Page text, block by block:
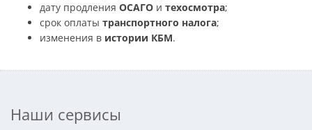
дату продления ОСАГО и техосмотра;
срок оплаты транспортного налога;
изменения в истории КБМ.
Наши сервисы